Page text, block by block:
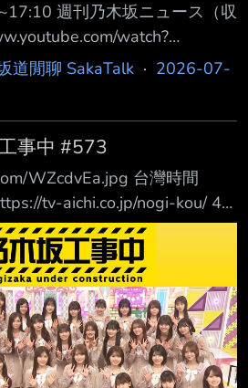
週刊乃木坂ニュース（収
watch?
https://imgur.com/gSZ24vc
42ndシングル「是非に及ば
watch?
延續昨晚的乃木坂工事中節目
播進行42單祈願直播演出！ -
道閒聊 SakaTalk · 2026-07-
事中 #573
WZcdvEa.jpg 台灣時間
tv-aichi.co.jp/nogi-kou/ 42
ト祈願！ 一発勝負！みんな
緊張の中挑むパフォーマンス
tv-aichi.co.jp/timetable/?
非に及ばず」大祈願！！一致
】 ▼新曲の力強い世界観を
バーが一発